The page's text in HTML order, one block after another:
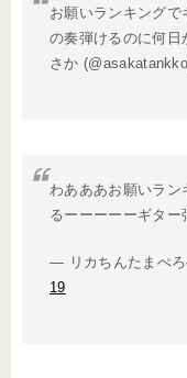
お願いランキング
の奏弾けるのに何
さか
わあああお願いラン
るーーーーーギタ
— リカちんたまぺ
19